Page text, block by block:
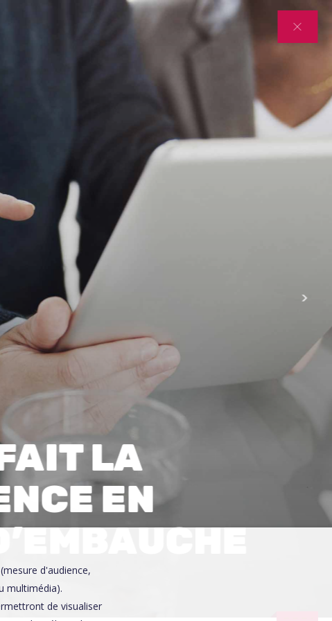
LA
EN
00:00
d'audience,
multimédia).
de visualiser